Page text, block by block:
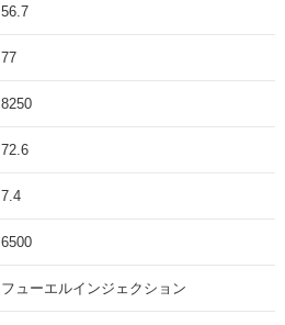
56.7
77
8250
72.6
7.4
6500
フューエルインジェクション